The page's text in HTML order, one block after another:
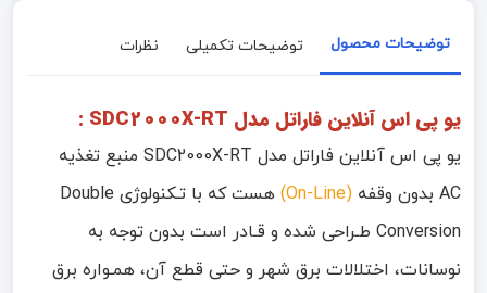
توضیحات محصول توضیحات تکمیلی نظرات
یو پی اس آنلاین فاراتل مدل SDC2000X-RT :
یو پی اس آنلاین فاراتل مدل SDC2000X-RT منبع تغذیه
AC بدون وقفه (
On-Line
) هست که با تـکنولوژی Double
Conversion طـراحی شده و قـادر است بدون توجه به
نوسانات، اختلالات برق شهر و حتی قطع آن، همـواره برق